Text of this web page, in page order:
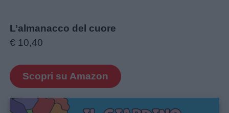
L’almanacco del cuore
€ 10,40
Scopri su Amazon